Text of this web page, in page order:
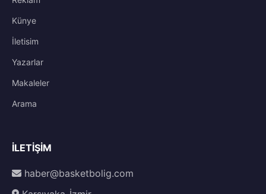
Künye
İletisim
Yazarlar
Makaleler
Arama
İLETIŞIM
haber@basketbolig.com